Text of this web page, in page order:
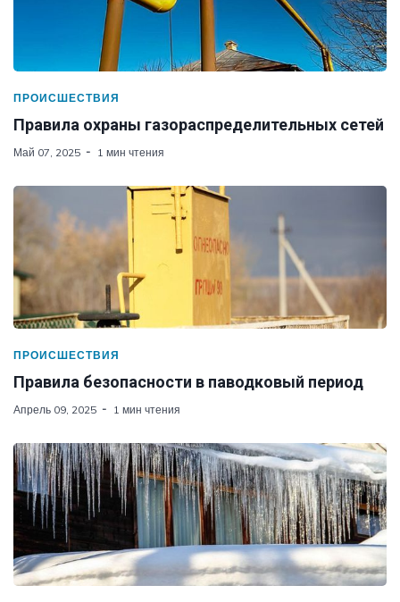
ПРОИСШЕСТВИЯ
Правила охраны газораспределительных сетей
Май 07, 2025 1 мин чтения
ПРОИСШЕСТВИЯ
Правила безопасности в паводковый период
Апрель 09, 2025 1 мин чтения